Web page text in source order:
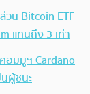
น Bitcoin ETF
แทนถึง 3 เท่า
อมมูฯ Cardano
ผู้ชนะ